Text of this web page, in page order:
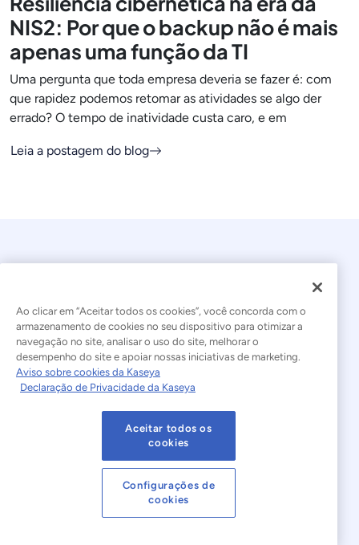
NIS2: Por que o backup não é mais
apenas uma função da TI
Uma pergunta que toda empresa deveria se fazer é: com
que rapidez podemos retomar as atividades se algo der
errado? O tempo de inatividade custa caro, e em
Leia a postagem do blog
© 2026 Kaseya. Todos os direitos reservados.
Português Brasileiro
Declaração sobre a Escravidão Moderna
Termos de Uso do Site Declaração de Privacidade
Mapa do site Cookies Settings
Aviso sobre cookies
Ao clicar em “Aceitar todos os cookies”, você concorda com o
armazenamento de cookies no seu dispositivo para otimizar a
navegação no site, analisar o uso do site, melhorar o
desempenho do site e apoiar nossas iniciativas de marketing.
Aviso sobre cookies da Kaseya
Declaração de Privacidade da Kaseya
Aceitar todos os
cookies
Configurações de
cookies